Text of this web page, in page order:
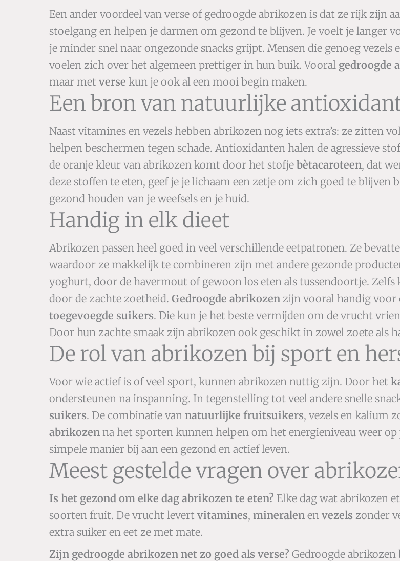
Een ander voordeel van verse of gedroogde abrikozen is dat ze rijk zijn
stoelgang en helpen je darmen om gezond te blijven. Je voelt je langer
je minder snel naar ongezonde snacks grijpt. Mensen die genoeg
voelen zich over het algemeen prettiger in hun buik. Vooral gedroogde
maar met verse kun je ook al een mooi begin maken.
Een bron van natuurlijke
Naast vitamines en vezels hebben abrikozen nog iets extra’s: ze zitten
helpen beschermen tegen schade. Antioxidanten halen de agressieve
de oranje kleur van abrikozen komt door het stofje bètacaroteen, dat
deze stoffen te eten, geef je je lichaam een zetje om zich goed te blijven
gezond houden van je weefsels en je huid.
Handig in elk dieet
Abrikozen passen heel goed in veel verschillende eetpatronen. Ze
waardoor ze makkelijk te combineren zijn met andere gezonde
yoghurt, door de havermout of gewoon los eten als tussendoortje.
door de zachte zoetheid. Gedroogde abrikozen zijn vooral handig voor
toegevoegde suikers. Die kun je het beste vermijden om de vrucht
Door hun zachte smaak zijn abrikozen ook geschikt in zowel zoete als
De rol van abrikozen bij sport en
Voor wie actief is of veel sport, kunnen abrikozen nuttig zijn. Door het
ondersteunen na inspanning. In tegenstelling tot veel andere snelle
suikers. De combinatie van natuurlijke fruitsuikers, vezels en kalium
abrikozen na het sporten kunnen helpen om het energieniveau weer
simpele manier bij aan een gezond en actief leven.
Meest gestelde vragen over
Is het gezond om elke dag abrikozen te eten? Elke dag wat abrikozen
soorten fruit. De vrucht levert vitamines, mineralen en vezels zonder
extra suiker en eet ze met mate.
Zijn gedroogde abrikozen net zo goed als verse? Gedroogde abrikozen